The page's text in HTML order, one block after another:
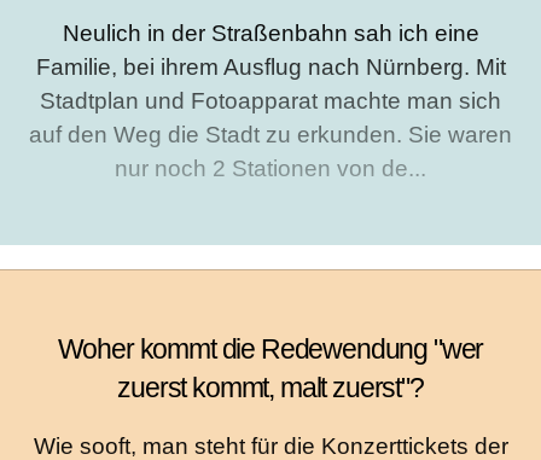
Neulich in der Straßenbahn sah ich eine
Familie, bei ihrem Ausflug nach Nürnberg. Mit
Stadtplan und Fotoapparat machte man sich
auf den Weg die Stadt zu erkunden. Sie waren
nur noch 2 Stationen von de...
Woher kommt die Redewendung "wer
zuerst kommt, malt zuerst"?
Wie sooft, man steht für die Konzerttickets der